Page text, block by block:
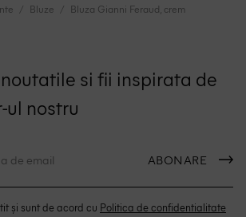
Bluze Bluza Gianni Feraud, crem
si fii inspirata de
ul nostru
ABONARE
și sunt de acord cu Politica de confidentialitate